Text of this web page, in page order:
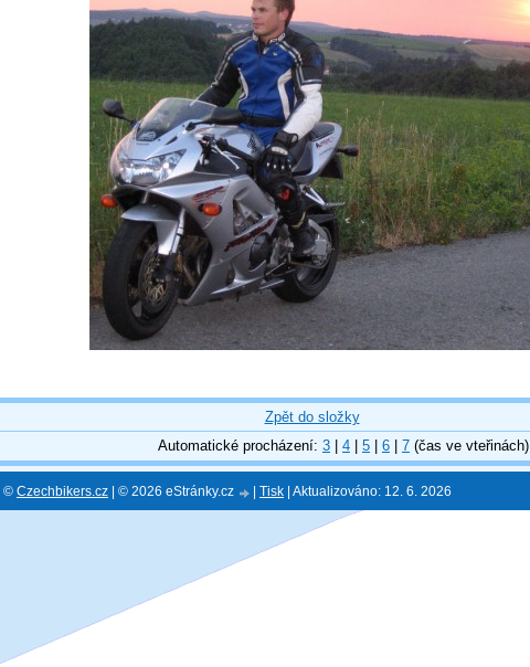
Zpět do složky
Automatické procházení: 3 4 5 6 7 (čas ve vteřinách)
© Czechbikers.cz | © 2026 eStránky.cz Tisk Aktualizováno: 12. 6. 2026